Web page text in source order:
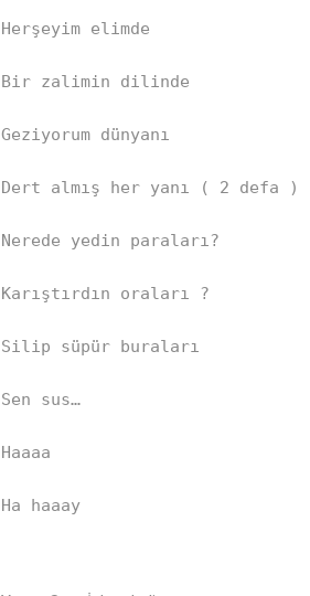
Herşeyim elimde
Bir zalimin dilinde
Geziyorum dünyanı
Dert almış her yanı ( 2 defa )
Nerede yedin paraları?
Karıştırdın oraları ?
Silip süpür buraları
Sen sus…
Haaaa
Ha haaay